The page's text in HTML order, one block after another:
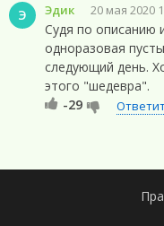
Э Эдик 20 мая 2020
Судя по описанию
одноразовая
следующий день.
этого "шедевра".
-29